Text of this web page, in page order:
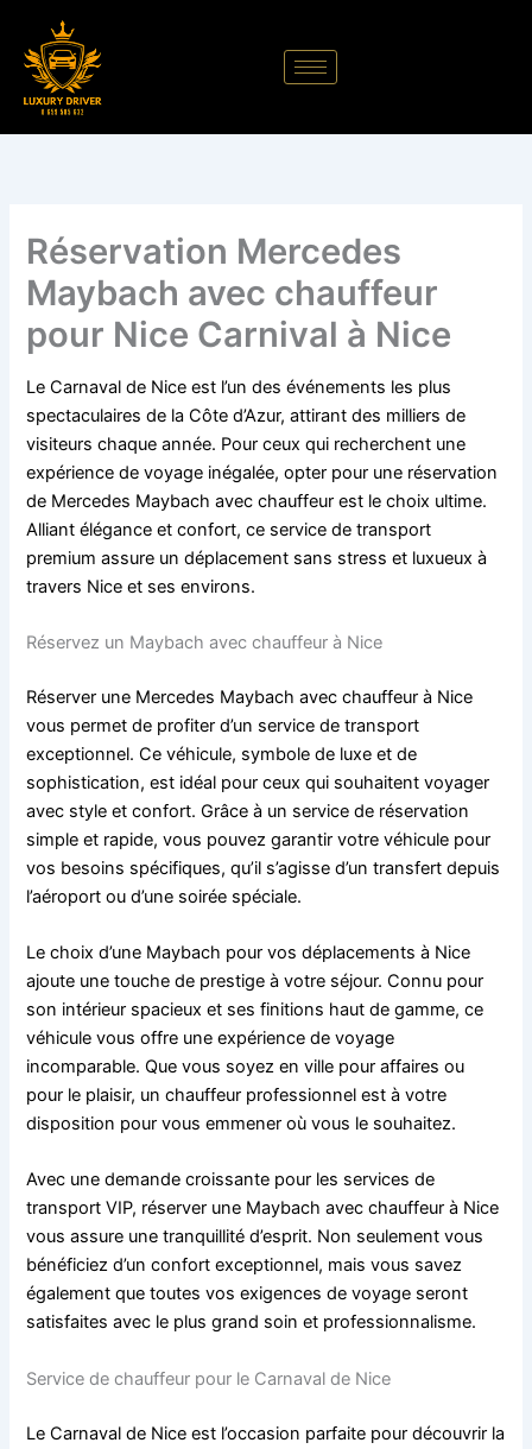
contenu
Réservation Mercedes
Maybach avec chauffeur
pour Nice Carnival à Nice
Le Carnaval de Nice est l’un des événements les plus
spectaculaires de la Côte d’Azur, attirant des milliers de
visiteurs chaque année. Pour ceux qui recherchent une
expérience de voyage inégalée, opter pour une réservation
de Mercedes Maybach avec chauffeur est le choix ultime.
Alliant élégance et confort, ce service de transport
premium assure un déplacement sans stress et luxueux à
travers Nice et ses environs.
Réservez un Maybach avec chauffeur à Nice
Réserver une Mercedes Maybach avec chauffeur à Nice
vous permet de profiter d’un service de transport
exceptionnel. Ce véhicule, symbole de luxe et de
sophistication, est idéal pour ceux qui souhaitent voyager
avec style et confort. Grâce à un service de réservation
simple et rapide, vous pouvez garantir votre véhicule pour
vos besoins spécifiques, qu’il s’agisse d’un transfert depuis
l’aéroport ou d’une soirée spéciale.
Le choix d’une Maybach pour vos déplacements à Nice
ajoute une touche de prestige à votre séjour. Connu pour
son intérieur spacieux et ses finitions haut de gamme, ce
véhicule vous offre une expérience de voyage
incomparable. Que vous soyez en ville pour affaires ou
pour le plaisir, un chauffeur professionnel est à votre
disposition pour vous emmener où vous le souhaitez.
Avec une demande croissante pour les services de
transport VIP, réserver une Maybach avec chauffeur à Nice
vous assure une tranquillité d’esprit. Non seulement vous
bénéficiez d’un confort exceptionnel, mais vous savez
également que toutes vos exigences de voyage seront
satisfaites avec le plus grand soin et professionnalisme.
Service de chauffeur pour le Carnaval de Nice
Le Carnaval de Nice est l’occasion parfaite pour découvrir la